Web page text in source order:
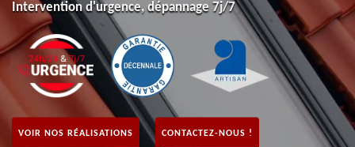
Intervention d'urgence, dépannage 7j/7
VOIR NOS RÉALISATIONS CONTACTEZ-NOUS !